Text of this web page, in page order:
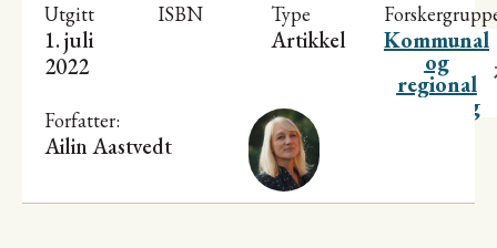
Utgitt
1. juli
2022
ISBN Type
Artikkel Kommunal
og
regional
utvikling
Forfatter:
Ailin Aastvedt